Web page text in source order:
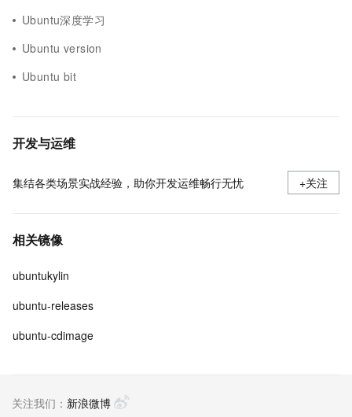
Ubuntu深度学习
Ubuntu version
Ubuntu bit
开发与运维
集结各类场景实战经验，助你开发运维畅行无忧 +关注
相关镜像
ubuntukylin
ubuntu-releases
ubuntu-cdimage
关注我们： 新浪微博